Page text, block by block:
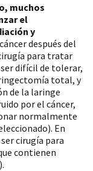
muchos
el
y
después del
para tratar
difícil de tolerar,
total, y
de la laringe
por el cáncer,
normalmente
En
cirugía para
contienen